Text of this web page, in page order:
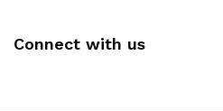
Connect with us